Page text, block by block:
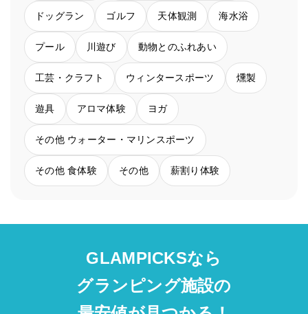
ドッグラン ゴルフ 天体観測 海水浴
プール 川遊び 動物とのふれあい
工芸・クラフト ウィンタースポーツ 燻製
遊具 アロマ体験 ヨガ
その他 ウォーター・マリンスポーツ
その他 食体験 その他 薪割り体験
GLAMPICKSなら
グランピング施設の